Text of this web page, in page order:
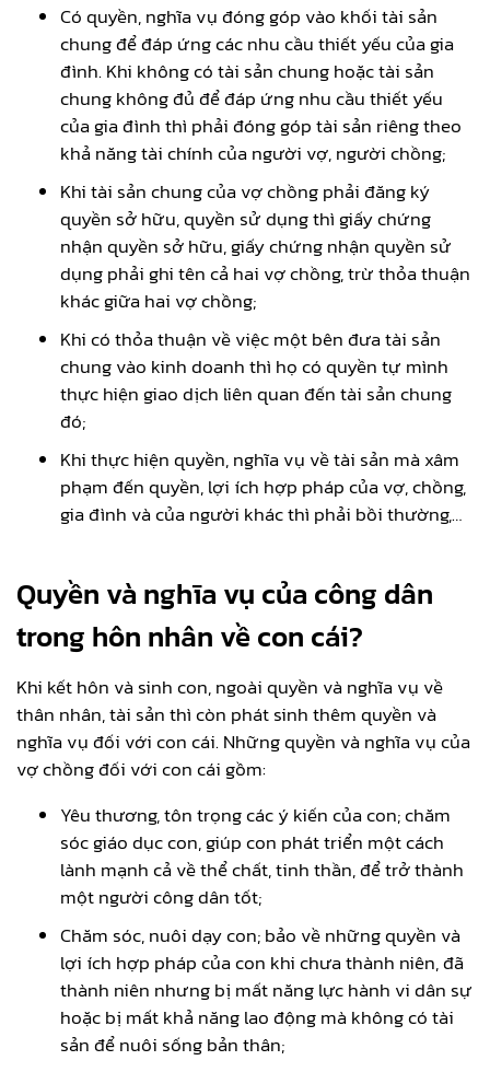
Có quyền, nghĩa vụ đóng góp vào khối tài sản
chung để đáp ứng các nhu cầu thiết yếu của gia
đình. Khi không có tài sản chung hoặc tài sản
chung không đủ để đáp ứng nhu cầu thiết yếu
của gia đình thì phải đóng góp tài sản riêng theo
khả năng tài chính của người vợ, người chồng;
Khi tài sản chung của vợ chồng phải đăng ký
quyền sở hữu, quyền sử dụng thì giấy chứng
nhận quyền sở hữu, giấy chứng nhận quyền sử
dụng phải ghi tên cả hai vợ chồng, trừ thỏa thuận
khác giữa hai vợ chồng;
Khi có thỏa thuận về việc một bên đưa tài sản
chung vào kinh doanh thì họ có quyền tự mình
thực hiện giao dịch liên quan đến tài sản chung
đó;
Khi thực hiện quyền, nghĩa vụ về tài sản mà xâm
phạm đến quyền, lợi ích hợp pháp của vợ, chồng,
gia đình và của người khác thì phải bồi thường,…
Quyền và nghĩa vụ của công dân
trong hôn nhân về con cái?
Khi kết hôn và sinh con, ngoài quyền và nghĩa vụ về
thân nhân, tài sản thì còn phát sinh thêm quyền và
nghĩa vụ đối với con cái. Những quyền và nghĩa vụ của
vợ chồng đối với con cái gồm:
Yêu thương, tôn trọng các ý kiến của con; chăm
sóc giáo dục con, giúp con phát triển một cách
lành mạnh cả về thể chất, tinh thần, để trở thành
một người công dân tốt;
Chăm sóc, nuôi dạy con; bảo về những quyền và
lợi ích hợp pháp của con khi chưa thành niên, đã
thành niên nhưng bị mất năng lực hành vi dân sự
hoặc bị mất khả năng lao động mà không có tài
sản để nuôi sống bản thân;